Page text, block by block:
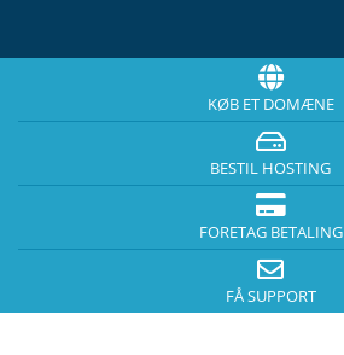
KØB ET DOMÆNE
BESTIL HOSTING
FORETAG BETALING
FÅ SUPPORT